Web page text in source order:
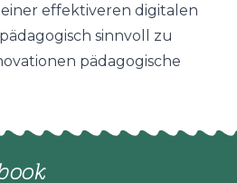
effektiveren digitalen
sinnvoll zu
pädagogische